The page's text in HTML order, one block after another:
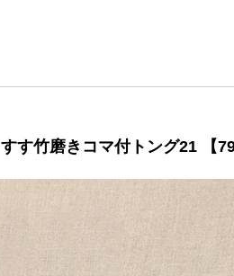
すす竹磨きコマ付トング21 【